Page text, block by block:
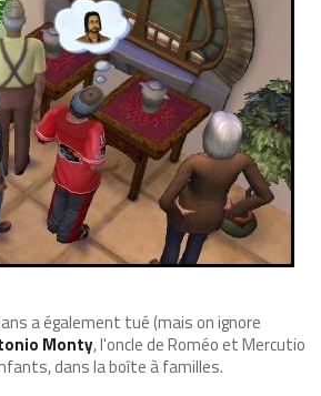
a également tué (mais on ignore
Monty, l'oncle de Roméo et Mercutio
dans la boîte à familles.